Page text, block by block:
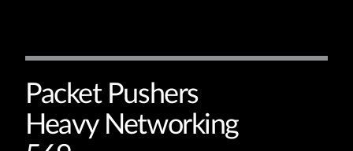
Packet Pushers
Heavy Networking